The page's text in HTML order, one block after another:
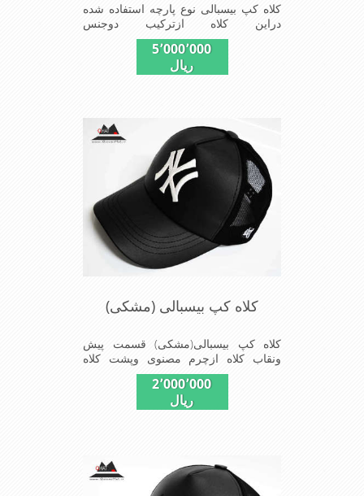
کلاه کپ بیسبالی نوع پارچه استفاده شده
دراین کلاه ازترکیب دوجنس
کتان(پنبه)وپلیستراست که با بندگیرپشت
کلاه ازسایز56الی60قابل استفاده است
ونقاب که مناسب این شکل ازکلاه است
5٬000٬000
ریال
کلاه کپ بیسبالی (مشکی)
کلاه کپ بیسبالی(مشکی) قسمت پیش
ونقاب کلاه ازچرم مصنوی وپشت کلاه
ازپارچه توری دوخته شداین مدل کلاه در
سایز-55-56-57-58-59-قابل استفاده
است شیک و مناسب افراد خوش پوش
2٬000٬000
ریال